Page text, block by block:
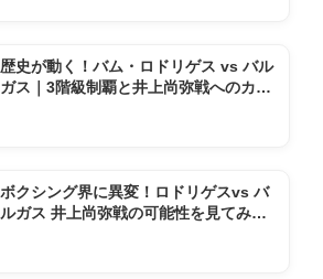
歴史が動く！バム・ロドリゲス vs バル
ガス｜3階級制覇と井上尚弥戦へのカウ
ボクシング界に異変！ロドリゲスvs バ
ルガス 井上尚弥戦の可能性を見てみよ